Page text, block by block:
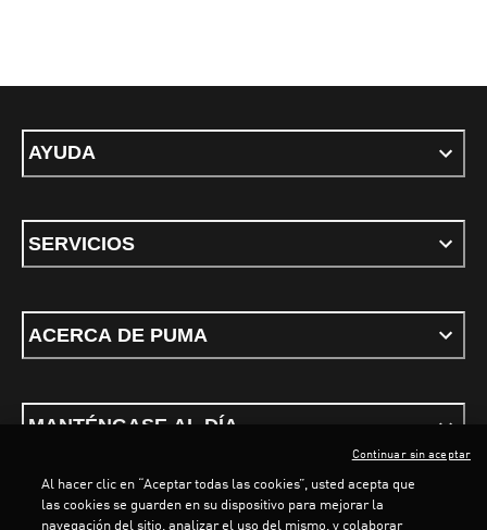
AYUDA
SERVICIOS
ACERCA DE PUMA
MANTÉNGASE AL DÍA
Al hacer clic en “Aceptar todas las cookies”, usted acepta que
las cookies se guarden en su dispositivo para mejorar la
navegación del sitio, analizar el uso del mismo, y colaborar
Continuar sin aceptar